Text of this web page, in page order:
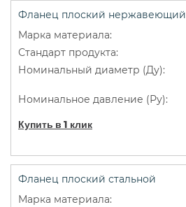
Фланец плоский нержавеющий
Купить в 1 клик
Фланец плоский стальной